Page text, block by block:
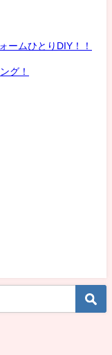
ームひとりDIY！！
グ！